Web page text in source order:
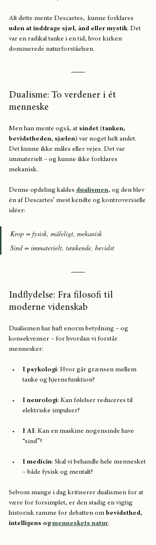
Alt dette mente Descartes,  kunne forklares
uden at inddrage sjæl, ånd eller mystik. Det
var en radikal tanke i en tid, hvor kirken
dominerede naturforståelsen.
Dualisme: To verdener i ét
menneske
Men han mente også, at sindet (tanken,
bevidstheden, sjælen) var noget helt andet.
Det kunne ikke måles eller vejes. Det var
immaterielt – og kunne ikke forklares
mekanisk.
Denne opdeling kaldes dualismen, og den blev
én af Descartes’ mest kendte og kontroversielle
idéer:
Krop = fysisk, måleligt, mekanisk
Sind = immaterielt, tænkende, bevidst
Indflydelse: Fra filosofi til
moderne videnskab
Dualismen har haft enorm betydning – og
konsekvenser – for hvordan vi forstår
mennesker:
I psykologi: Hvor går grænsen mellem
tanke og hjernefunktion?
I neurologi: Kan følelser reduceres til
elektriske impulser?
I AI: Kan en maskine nogensinde have
“sind”?
I medicin: Skal vi behandle hele mennesket
– både fysisk og mentalt?
Selvom mange i dag kritiserer dualismen for at
være for forsimplet, er den stadig en vigtig
historisk ramme for debatten om bevidsthed,
intelligens og menneskets natur.